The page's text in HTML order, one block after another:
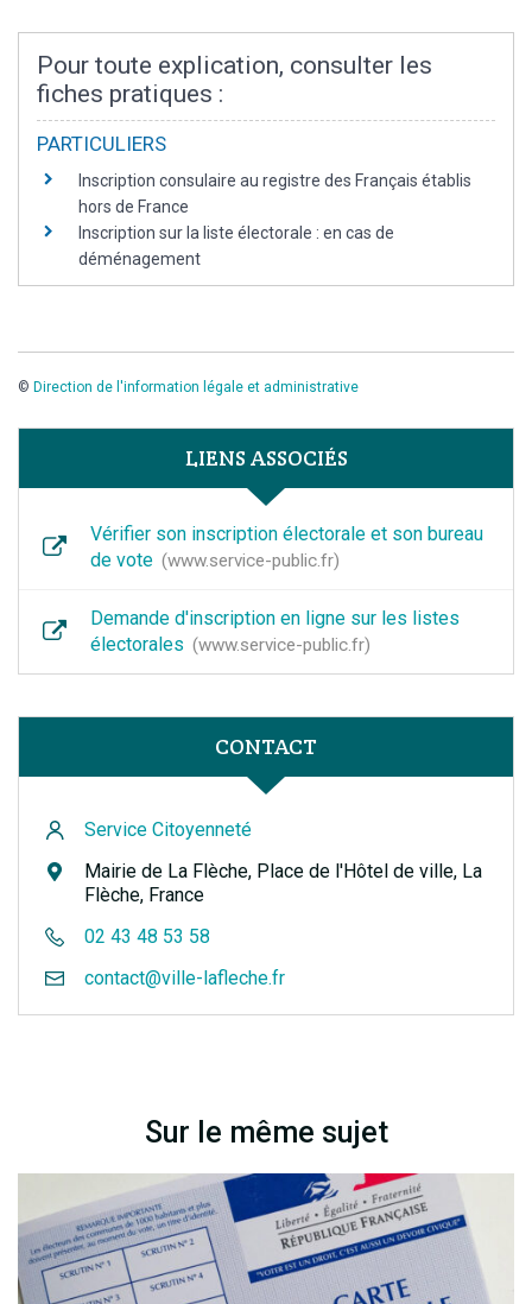
Pour toute explication, consulter les
fiches pratiques :
PARTICULIERS
Inscription consulaire au registre des Français établis
hors de France
Inscription sur la liste électorale : en cas de
déménagement
© Direction de l'information légale et administrative
LIENS ASSOCIÉS
Vérifier son inscription électorale et son bureau
de vote
www.service-public.fr
Demande d'inscription en ligne sur les listes
électorales
www.service-public.fr
CONTACT
Service Citoyenneté
Mairie de La Flèche, Place de l'Hôtel de ville, La
Flèche, France
02 43 48 53 58
contact@ville-lafleche.fr
Sur le même sujet